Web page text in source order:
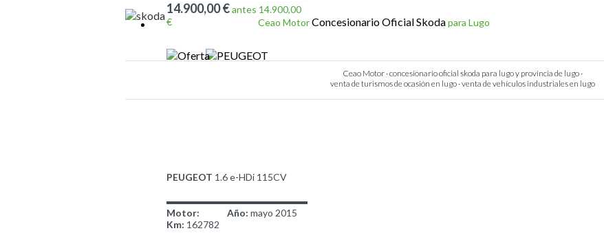
14.900,00 €antes 14.900,00
€
PEUGEOT 1.6 e-HDi 115CV
Motor: Año: mayo 2015
Km: 162782
Ceao MotorConcesionario Oficial Skodapara Lugo
Ceao Motor · concesionario oficial skoda para lugo y provincia de lugo ·
venta de turismos de ocasión en lugo · venta de vehículos industriales en lugo